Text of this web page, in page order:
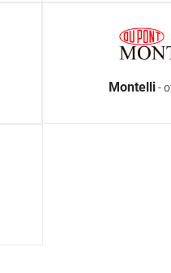
Montelli-